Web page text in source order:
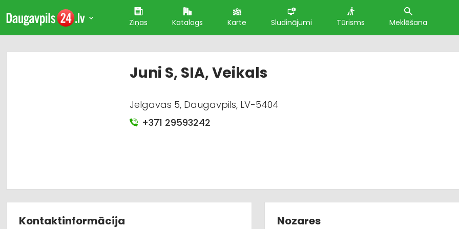
Ziņas Katalogs Karte Sludinājumi Tūrisms Meklēšana
Juni S, SIA, Veikals
Jelgavas 5, Daugavpils, LV-5404
+371 29593242
Kontaktinformācija Nozares